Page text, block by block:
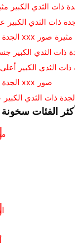
أكثر الفئات سخونة